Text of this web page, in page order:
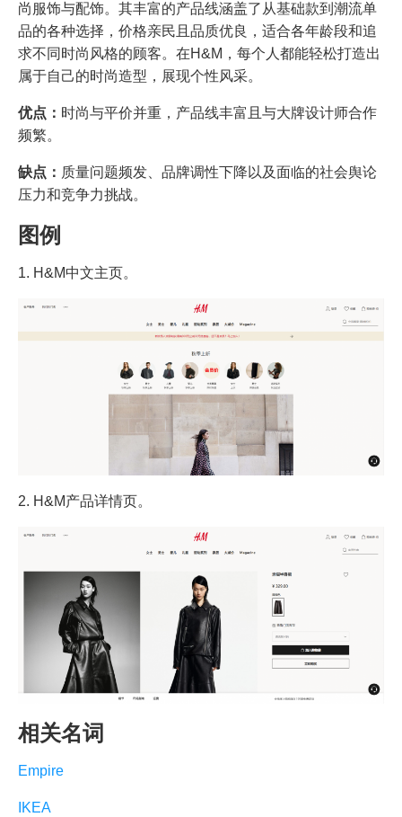
尚服饰与配饰。其丰富的产品线涵盖了从基础款到潮流单
品的各种选择，价格亲民且品质优良，适合各年龄段和追
求不同时尚风格的顾客。在H&M，每个人都能轻松打造出
属于自己的时尚造型，展现个性风采。
优点： 时尚与平价并重，产品线丰富且与大牌设计师合作
频繁。
缺点： 质量问题频发、品牌调性下降以及面临的社会舆论
压力和竞争力挑战。
图例
1. H&M中文主页。
2. H&M产品详情页。
相关名词
Empire
IKEA